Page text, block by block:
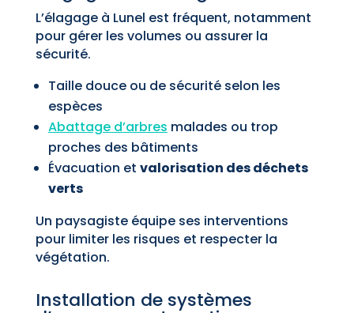
L’élagage à Lunel est fréquent, notamment
pour gérer les volumes ou assurer la
sécurité.
Taille douce ou de sécurité selon les
espèces
Abattage d’arbres malades ou trop
proches des bâtiments
Évacuation et valorisation des déchets
verts
Un paysagiste équipe ses interventions
pour limiter les risques et respecter la
végétation.
Installation de systèmes